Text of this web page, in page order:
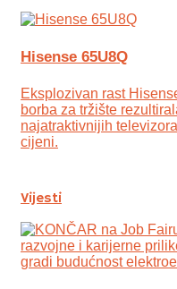
Hisense 65U8Q
Eksplozivan rast
borba za tržište
najatraktivnijih
cijeni.
Vijesti